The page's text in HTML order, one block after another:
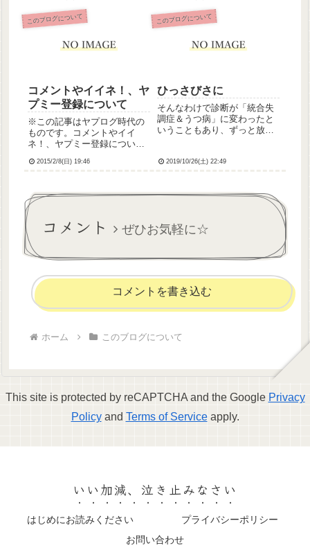
です。ブラウザバックで戻っ
てね。20143/25 すべてが報わ
れた日» 夢じゃない...
ら、何て言おうかなとかいろ
いろ考えてるんですけど、な
れないです汗途中看護から離
このブログについて
コメントやイイネ！、ヤ
プミー登録について
※この記事はヤプログ時代の
ものです。コメントやイイ
ネ！、ヤプミー登録について
_)m‐当ブログのヤプミー登録
い♪(´▽`)‐私からのヤプミー登
録について‐ヤプ...
2015/2/8(日) 19:46
このブログについて
ひっさびさに
そんなわけで診断が「統合失
調症＆うつ病」に変わったと
いうこともあり、ずっと放置
更なんですけど、先月28日に
うか抑うつ状態でそれどこ
2019/10/26(土) 22:49
コメント ぜひお気軽に☆
コメントを書き込む
ホーム このブログについて
This site is protected by reCAPTCHA and the Google Privacy
Policyand Terms of Serviceapply.
いい加減、泣き止みなさい
はじめにお読みください
プライバシーポリシー
お問い合わせ